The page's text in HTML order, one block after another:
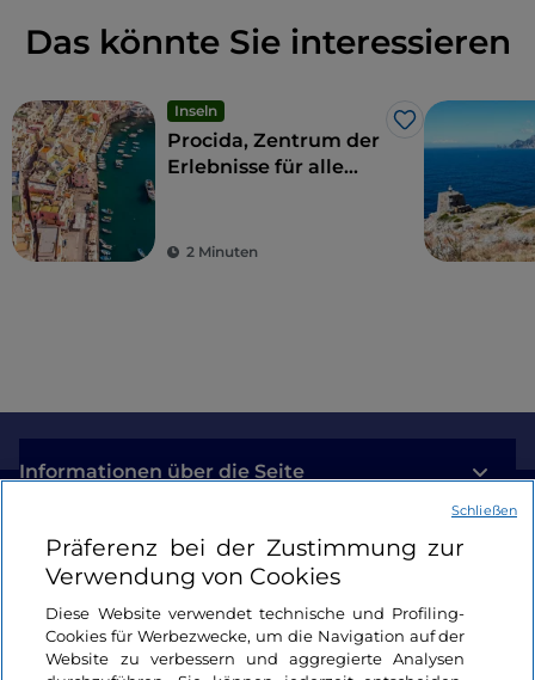
Das könnte Sie interessieren
Inseln
Like
Procida, Zentrum der
Erlebnisse für alle
2 Minuten
Informationen über die Seite
Nützliche Links
Login
Bleiben wir in Kontakt
Präferenz bei der Zustimmung zur
Verwendung von Cookies
Diese Website verwendet technische und Profiling-
Cookies für Werbezwecke, um die Navigation auf der
Website zu verbessern und aggregierte Analysen
Schließen